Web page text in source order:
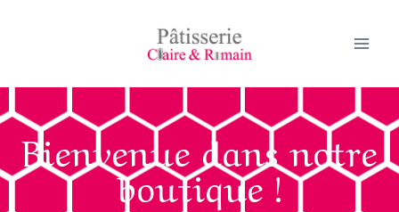
Bienvenue dans notre
boutique !